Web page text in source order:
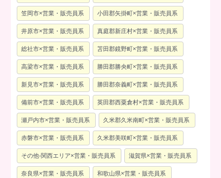
笠岡市×営業・販売員系 小田郡矢掛町×営業・販売員系
井原市×営業・販売員系 真庭郡新庄村×営業・販売員系
総社市×営業・販売員系 苫田郡鏡野町×営業・販売員系
高梁市×営業・販売員系 勝田郡勝央町×営業・販売員系
新見市×営業・販売員系 勝田郡奈義町×営業・販売員系
備前市×営業・販売員系 英田郡西粟倉村×営業・販売員系
瀬戸内市×営業・販売員系 久米郡久米南町×営業・販売員系
赤磐市×営業・販売員系 久米郡美咲町×営業・販売員系
その他-関西エリア×営業・販売員系 滋賀県×営業・販売員系
奈良県×営業・販売員系 和歌山県×営業・販売員系